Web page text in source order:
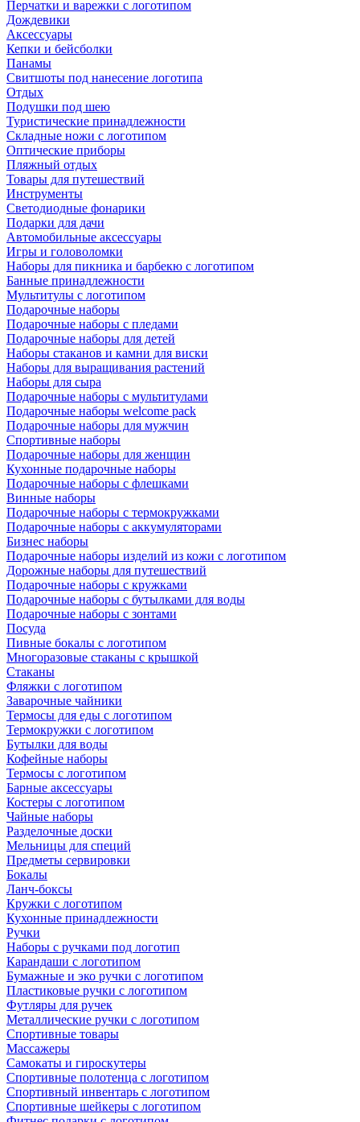
Перчатки и варежки с логотипом
Дождевики
Аксессуары
Кепки и бейсболки
Панамы
Свитшоты под нанесение логотипа
Отдых
Подушки под шею
Туристические принадлежности
Складные ножи с логотипом
Оптические приборы
Пляжный отдых
Товары для путешествий
Инструменты
Светодиодные фонарики
Подарки для дачи
Автомобильные аксессуары
Игры и головоломки
Наборы для пикника и барбекю с логотипом
Банные принадлежности
Мультитулы с логотипом
Подарочные наборы
Подарочные наборы с пледами
Подарочные наборы для детей
Наборы стаканов и камни для виски
Наборы для выращивания растений
Наборы для сыра
Подарочные наборы с мультитулами
Подарочные наборы welcome pack
Подарочные наборы для мужчин
Спортивные наборы
Подарочные наборы для женщин
Кухонные подарочные наборы
Подарочные наборы с флешками
Винные наборы
Подарочные наборы с термокружками
Подарочные наборы с аккумуляторами
Бизнес наборы
Подарочные наборы изделий из кожи с логотипом
Дорожные наборы для путешествий
Подарочные наборы с кружками
Подарочные наборы с бутылками для воды
Подарочные наборы с зонтами
Посуда
Пивные бокалы с логотипом
Многоразовые стаканы с крышкой
Стаканы
Фляжки с логотипом
Заварочные чайники
Термосы для еды с логотипом
Термокружки с логотипом
Бутылки для воды
Кофейные наборы
Термосы с логотипом
Барные аксессуары
Костеры с логотипом
Чайные наборы
Разделочные доски
Мельницы для специй
Предметы сервировки
Бокалы
Ланч-боксы
Кружки с логотипом
Кухонные принадлежности
Ручки
Наборы с ручками под логотип
Карандаши с логотипом
Бумажные и эко ручки с логотипом
Пластиковые ручки с логотипом
Футляры для ручек
Металлические ручки с логотипом
Спортивные товары
Массажеры
Самокаты и гироскутеры
Спортивные полотенца с логотипом
Спортивный инвентарь с логотипом
Спортивные шейкеры с логотипом